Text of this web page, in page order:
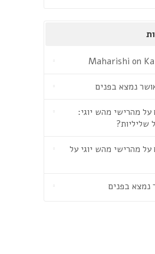
Maharishi on
נמצא בפנים
על מהרישי מהש יוגי:
שליליות?
על מהרישי מהש יוגי על
נמצא בפנים